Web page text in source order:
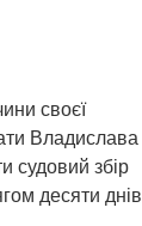
своєї
Владислава
судовий збір
десяти днів